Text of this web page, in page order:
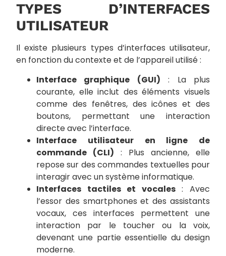
TYPES D’INTERFACES
UTILISATEUR
Il existe plusieurs types d’interfaces utilisateur,
en fonction du contexte et de l’appareil utilisé :
Interface graphique (GUI) : La plus
courante, elle inclut des éléments visuels
comme des fenêtres, des icônes et des
boutons, permettant une interaction
directe avec l’interface.
Interface utilisateur en ligne de
commande (CLI) : Plus ancienne, elle
repose sur des commandes textuelles pour
interagir avec un système informatique.
Interfaces tactiles et vocales: Avec
l’essor des smartphones et des assistants
vocaux, ces interfaces permettent une
interaction par le toucher ou la voix,
devenant une partie essentielle du design
moderne.